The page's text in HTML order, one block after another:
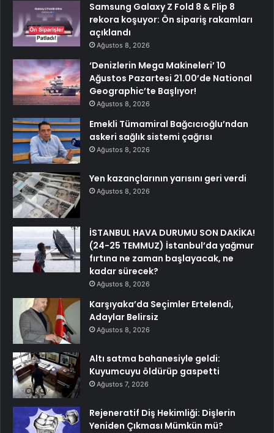
Samsung Galaxy Z Fold 8 & Flip 8
rekora koşuyor: Ön sipariş rakamları
açıklandı
Ağustos 8, 2026
‘Denizlerin Mega Makineleri’ 10
Ağustos Pazartesi 21.00’de National
Geographic’te Başlıyor!
Ağustos 8, 2026
Emekli Tümamiral Bağcıcıoğlu’ndan
askeri sağlık sistemi çağrısı
Ağustos 8, 2026
Yen kazançlarının yarısını geri verdi
Ağustos 8, 2026
İSTANBUL HAVA DURUMU SON DAKİKA!
(24-25 TEMMUZ) İstanbul’da yağmur
fırtına ne zaman başlayacak, ne
kadar sürecek?
Ağustos 8, 2026
Karşıyaka’da Seçimler Ertelendi,
Adaylar Belirsiz
Ağustos 8, 2026
Altı satma bahanesiyle geldi:
Kuyumcuyu öldürüp gaspetti
Ağustos 7, 2026
Rejeneratif Diş Hekimliği: Dişlerin
Yeniden Çıkması Mümkün mü?